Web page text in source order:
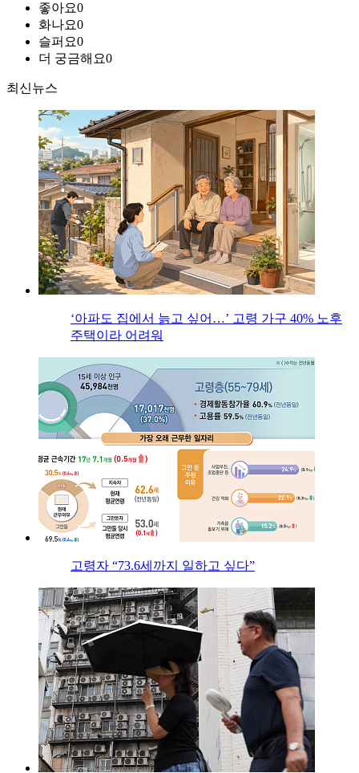
좋아요0
화나요0
슬퍼요0
더 궁금해요0
최신뉴스
‘아파도 집에서 늙고 싶어…’ 고령 가구 40% 노후
주택이라 어려워
고령자 “73.6세까지 일하고 싶다”